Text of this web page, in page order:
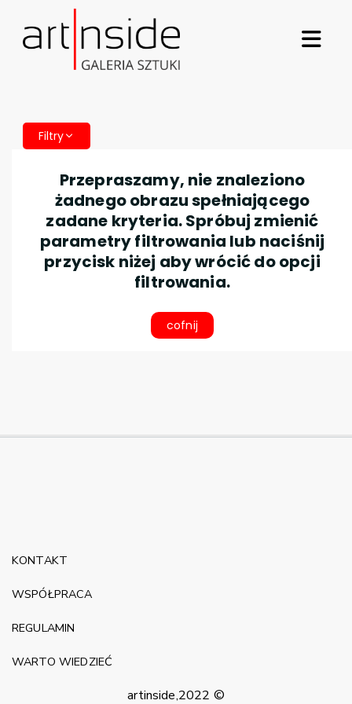
Filtry
Przepraszamy, nie znaleziono
żadnego obrazu spełniającego
zadane kryteria. Spróbuj zmienić
parametry filtrowania lub naciśnij
przycisk niżej aby wrócić do opcji
filtrowania.
cofnij
artinside,2022 ©
KONTAKT
WSPÓŁPRACA
REGULAMIN
WARTO WIEDZIEĆ